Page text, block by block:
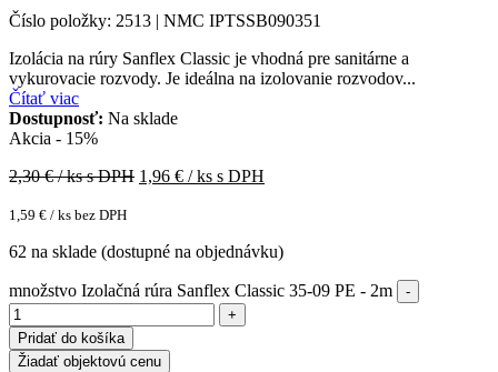
Číslo položky: 2513 | NMC IPTSSB090351
Izolácia na rúry Sanflex Classic je vhodná pre sanitárne a
vykurovacie rozvody. Je ideálna na izolovanie rozvodov...
Čítať viac
Dostupnosť: Na sklade
Akcia - 15%
2,30€ / ks s DPH 1,96 € / ks s DPH
1,59 € / ks bez DPH
62 na sklade (dostupné na objednávku)
množstvo Izolačná rúra Sanflex Classic 35-09 PE - 2m
Pridať do košíka
Žiadať objektovú cenu